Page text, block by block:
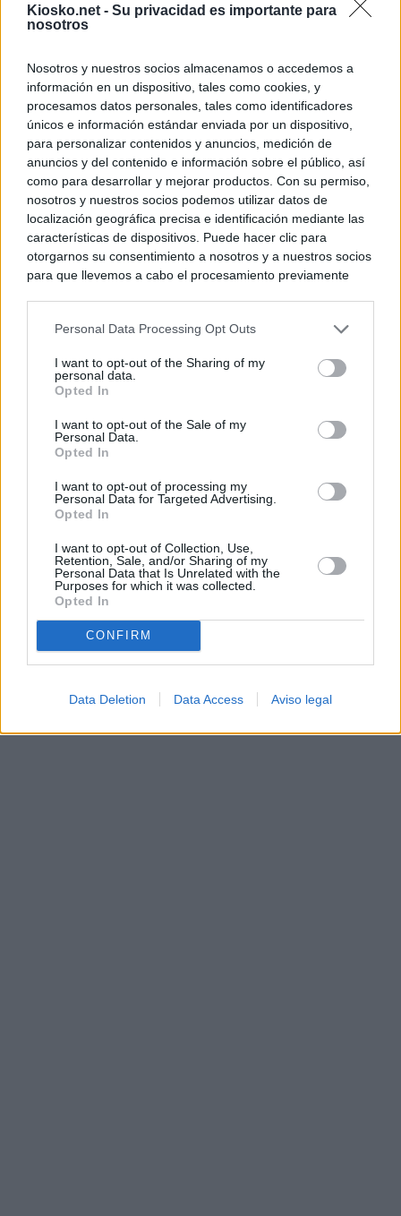
Kiosko.net - Su privacidad es importante para
nosotros
Nosotros y nuestros socios almacenamos o accedemos a
información en un dispositivo, tales como cookies, y
procesamos datos personales, tales como identificadores
únicos e información estándar enviada por un dispositivo,
para personalizar contenidos y anuncios, medición de
anuncios y del contenido e información sobre el público, así
como para desarrollar y mejorar productos. Con su permiso,
nosotros y nuestros socios podemos utilizar datos de
localización geográfica precisa e identificación mediante las
características de dispositivos. Puede hacer clic para
otorgarnos su consentimiento a nosotros y a nuestros socios
para que llevemos a cabo el procesamiento previamente
negar su consentimiento. Tenga en cuenta que algún
de su consentimiento, pero usted tiene el derecho de
rechazar tal procesamiento. Sus preferencias se aplicarán
cualquier momento entrando de nuevo en este sitio web o
visitando nuestra política de privacidad.
Personal Data Processing Opt Outs
I want to opt-out of the Sharing of my
personal data.
Opted In
I want to opt-out of the Sale of my
Personal Data.
Opted In
I want to opt-out of processing my
Personal Data for Targeted Advertising.
Opted In
I want to opt-out of Collection, Use,
Retention, Sale, and/or Sharing of my
Personal Data that Is Unrelated with the
Purposes for which it was collected.
Opted In
CONFIRM
Data Deletion Data Access Aviso legal